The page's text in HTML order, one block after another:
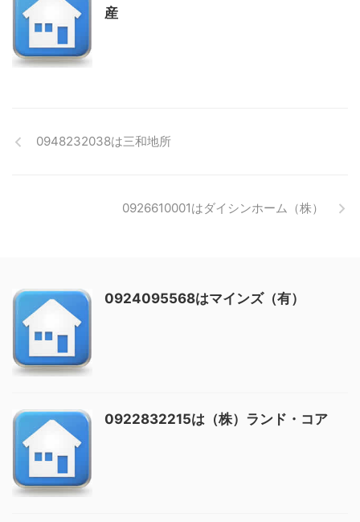
産
0948232038は三和地所
0926610001はダイシンホーム（株）
0924095568はマインズ（有）
0922832215は（株）ランド・コア